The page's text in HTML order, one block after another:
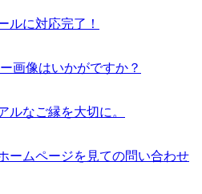
ルに対応完了！
画像はいかがですか？
ルなご縁を大切に。
ームページを見ての問い合わせ